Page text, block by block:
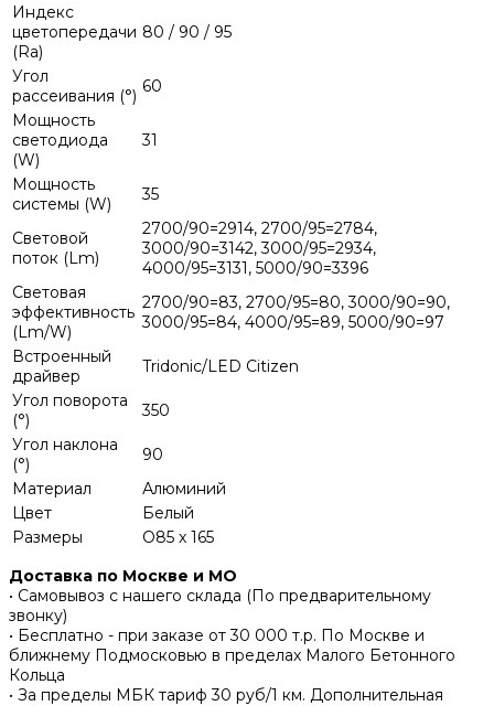
Индекс
цветопередачи
(Ra)
80 / 90 / 95
Угол
рассеивания (°) 60
Мощность
светодиода
(W)
31
Мощность
системы (W)
35
Световой
поток (Lm)
2700/90=2914, 2700/95=2784,
3000/90=3142, 3000/95=2934,
4000/95=3131, 5000/90=3396
Световая
эффективность
(Lm/W)
2700/90=83, 2700/95=80, 3000/90=90,
3000/95=84, 4000/95=89, 5000/90=97
Встроенный
драйвер
Tridonic/LED Citizen
Угол поворота
(°)
350
Угол наклона
(°)
90
Материал
Алюминий
Цвет
Белый
Размеры
O85 x 165
Доставка по Москве и МО
• Самовывоз с нашего склада (По предварительному
звонку)
• Бесплатно - при заказе от 30 000 т.р. По Москве и
ближнему Подмосковью в пределах Малого Бетонного
Кольца
• За пределы МБК тариф 30 руб/1 км. Дополнительная